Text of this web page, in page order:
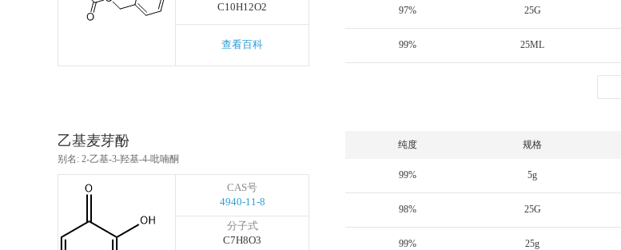
C10H12O2
查看百科
97% 25G
99% 25ML
乙基麦芽酚
别名: 2-乙基-3-羟基-4-吡喃酮
CAS号
4940-11-8
分子式
C7H8O3
纯度 规格
99% 5g
98% 25G
99% 25g